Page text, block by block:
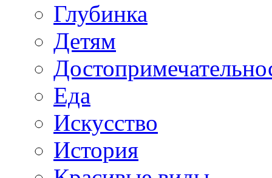
Глубинка
Детям
Еда
Искусство
История